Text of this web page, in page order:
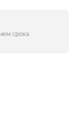
срока